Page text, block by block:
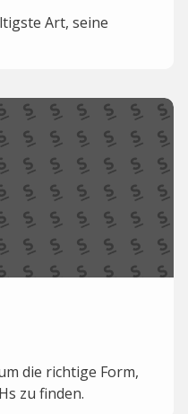
Art, seine
die richtige Form,
zu finden.